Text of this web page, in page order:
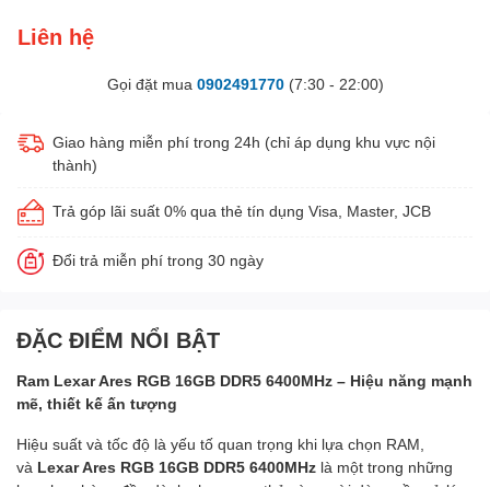
Liên hệ
Gọi đặt mua 0902491770(7:30 - 22:00)
Giao hàng miễn phí trong 24h (chỉ áp dụng khu vực nội
thành)
Trả góp lãi suất 0% qua thẻ tín dụng Visa, Master, JCB
Đổi trả miễn phí trong 30 ngày
ĐẶC ĐIỂM NỔI BẬT
Ram Lexar Ares RGB 16GB DDR5 6400MHz – Hiệu năng mạnh
mẽ, thiết kế ấn tượng
Hiệu suất và tốc độ là yếu tố quan trọng khi lựa chọn RAM,
và Lexar Ares RGB 16GB DDR5 6400MHz là một trong những